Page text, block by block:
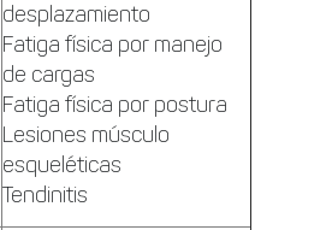
desplazamiento
Fatiga física por manejo
de cargas
Fatiga física por postura
Lesiones músculo
esqueléticas
Tendinitis